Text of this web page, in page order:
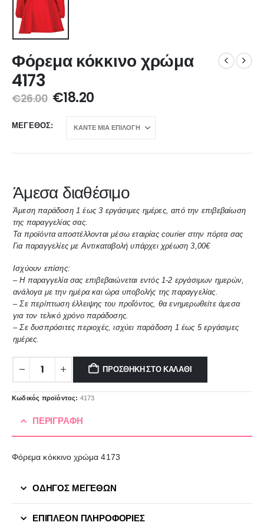
Φόρεμα κόκκινο χρώμα
4173
€26.00 €18.20
ΜΈΓΕΘΟΣ
Άμεσα διαθέσιμο
Άμεση παράδοση 1 έως 3 εργάσιμες ημέρες, από την επιβεβαίωση
της παραγγελίας σας.
Τα προϊόντα αποστέλλονται μέσω εταιρίας courier στην πόρτα σας
Για παραγγελίες με Αντικαταβολή υπάρχει χρέωση 3,00€
Ισχύουν επίσης:
– Η παραγγελία σας επιβεβαιώνεται εντός 1-2 εργάσιμων ημερών,
ανάλογα με την ημέρα και ώρα υποβολής της παραγγελίας.
– Σε περίπτωση έλλειψης του προΐόντος, θα ενημερωθείτε άμεσα
για τον τελικό χρόνο παράδοσης.
– Σε δυσπρόσιτες περιοχές, ισχύει παράδοση 1 έως 5 εργάσιμες
ημέρες.
ΠΡΟΣΘΉΚΗ ΣΤΟ ΚΑΛΆΘΙ
Κωδικός προϊόντος: 4173
ΠΕΡΙΓΡΑΦΉ
Φόρεμα κόκκινο χρώμα 4173
ΟΔΗΓΟΣ ΜΕΓΕΘΩΝ
ΕΠΙΠΛΈΟΝ ΠΛΗΡΟΦΟΡΊΕΣ